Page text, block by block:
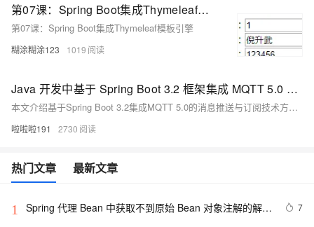
第07课：Spring Boot集成Thymeleaf模板引擎
第07课：Spring Boot集成Thymeleaf模板引擎
糊涂糊涂123 1019
Java 开发中基于 Spring Boot 3.2 框架集成 MQTT 5.0 协议实现消息推送与订阅功能的技术方案解析
本文介绍基于Spring Boot 3.2集成MQTT 5.0的消息推送与订阅技术方案，涵盖核心技术栈选型（Spring Boot、Eclipse Paho、HiveMQ）、项目搭建与配置、消息发布与订阅服务实现，以及在智能家居控制系统中的应用实例。同时，详细探讨了安全增强（TLS/SSL）、性能优化（异步处理与背压控制）、测试监控及生产环境部署方案，为构建高可用、高性能的消息通信系统提供全面指导。附资源下载链接：[https://pan.quark.cn/s/14fcf913bae6](https://pan.quark.cn/s/14fcf913bae6)。
啦啦啦191 2730
热门文章 最新文章
1
Spring 代理 Bean 中获取不到原始 Bean 对象注解的解决
7